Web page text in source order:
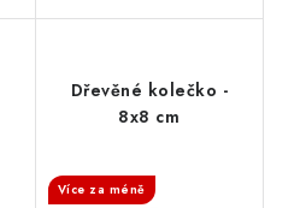
Dřevěné kolečko -
8x8 cm
Více za méně